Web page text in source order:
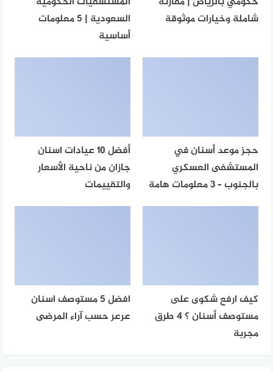
شاملة وخيارات موثوقة
السعودية | 5 معلومات
أساسية
حجز موعد أسنان في
المستشفى العسكري
بالجنوب – 3 معلومات هامة
أفضل 10 عيادات اسنان
جازان من ناحية الأسعار
والتقييمات
كيف ارفع شكوى على
مستوصف أسنان ؟ 4 طرق
مجربة
افضل 5 مستوصف اسنان
عرعر حسب آراء المرضى